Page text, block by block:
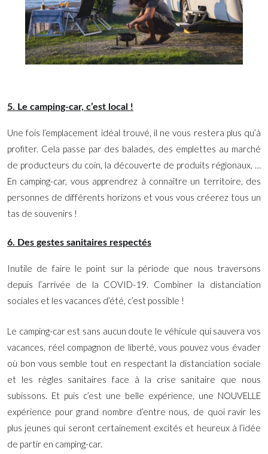
5. Le camping-car, c’est local !
Une fois l’emplacement idéal trouvé, il ne vous restera plus qu’à
profiter. Cela passe par des balades, des emplettes au marché
de producteurs du coin, la découverte de produits régionaux, …
En camping-car, vous apprendrez à connaître un territoire, des
personnes de différents horizons et vous vous créerez tous un
tas de souvenirs !
6. Des gestes sanitaires respectés
Inutile de faire le point sur la période que nous traversons
depuis l’arrivée de la COVID-19. Combiner la distanciation
sociales et les vacances d’été, c’est possible !
Le camping-car est sans aucun doute le véhicule qui sauvera vos
vacances, réel compagnon de liberté, vous pouvez vous évader
où bon vous semble tout en respectant la distanciation sociale
et les règles sanitaires face à la crise sanitaire que nous
subissons. Et puis c’est une belle expérience, une NOUVELLE
expérience pour grand nombre d’entre nous, de quoi ravir les
plus jeunes qui seront certainement excités et heureux à l’idée
de partir en camping-car.